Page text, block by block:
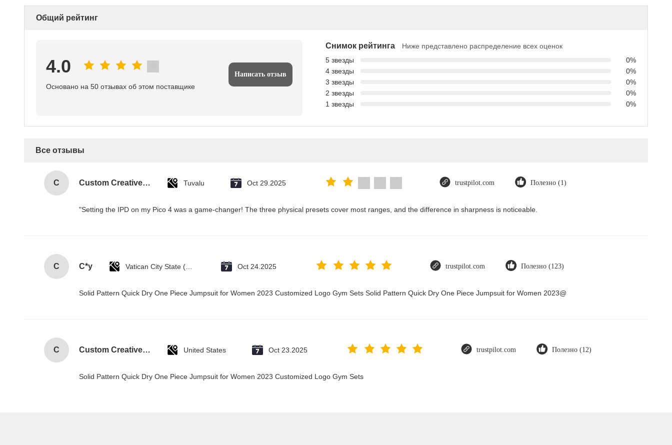
Общий рейтинг
4.0
Основано на 50 отзывах об этом поставщике
Написать отзыв
Снимок рейтинга
Ниже представлено распределение всех оценок
5 звезды
0%
4 звезды
0%
3 звезды
0%
2 звезды
0%
1 звезды
0%
Все отзывы
C Custom Creative Goodie Christmas Kraft Paper Gift Bag with Your Own Logo for Xmas Decorative Party Tuvalu Oct 29.2025 trustpilot.com Полезно (1)
"Setting the IPD on my Pico 4 was a game-changer! The three physical presets cover most ranges, and the difference in sharpness is noticeable.
C C*y Oct 24.2025 trustpilot.com Полезно (123)
Solid Pattern Quick Dry One Piece Jumpsuit for Women 2023 Customized Logo Gym Sets Solid Pattern Quick Dry One Piece Jumpsuit for Women 2023@
C Custom Creative Goodie Christmas Kraft Paper Gift Bag with Your Own Logo for Xmas Decorative Party United States Oct 23.2025 trustpilot.com Полезно (12)
Solid Pattern Quick Dry One Piece Jumpsuit for Women 2023 Customized Logo Gym Sets